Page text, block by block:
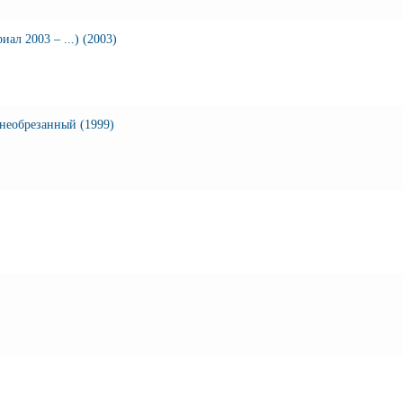
2003 – ...) (2003)
(1999)